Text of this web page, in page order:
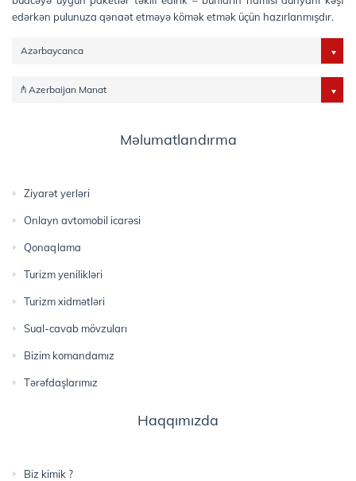
edərkən pulunuza qənaət etməyə kömək etmək üçün hazırlanmışdır.
Azərbaycanca
₼ Azerbaijan Manat
Məlumatlandırma
Ziyarət yerləri
Onlayn avtomobil icarəsi
Qonaqlama
Turizm yenilikləri
Turizm xidmətləri
Sual-cavab mövzuları
Bizim komandamız
Tərəfdaşlarımız
Haqqımızda
Biz kimik ?